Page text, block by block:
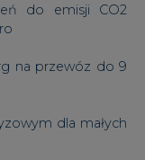
do emisji CO2
na przewóz do 9
dla małych